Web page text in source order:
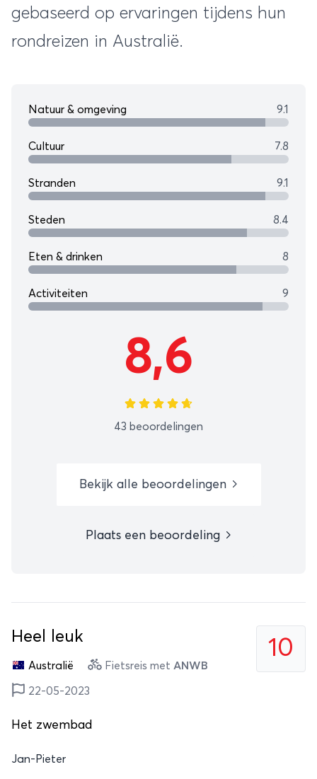
gebaseerd op ervaringen tijdens hun
rondreizen in Australië.
Natuur & omgeving 9.1
Cultuur 7.8
Stranden 9.1
Steden 8.4
Eten & drinken 8
Activiteiten 9
8,6
43 beoordelingen
Bekijk alle beoordelingen
Plaats een beoordeling
10
Heel leuk
Australië Fietsreis met ANWB
22-05-2023
Het zwembad
Jan-Pieter